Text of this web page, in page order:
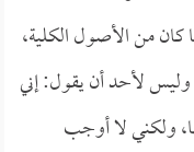
كان من الأصول الكلية،
لأحد أن يقول: إني
ولكني لا أوجب